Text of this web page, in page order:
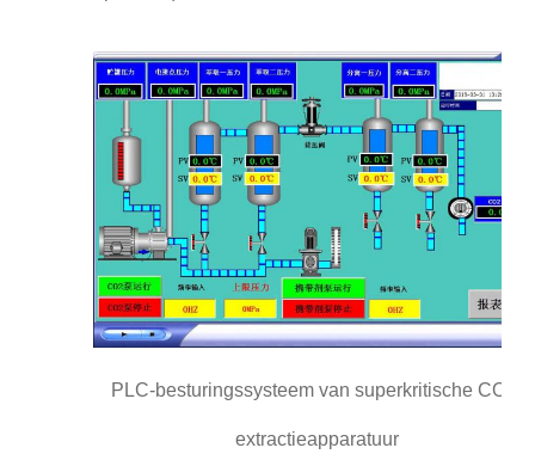
PLC-besturingssysteem van superkritische CO2-
extractieapparatuur